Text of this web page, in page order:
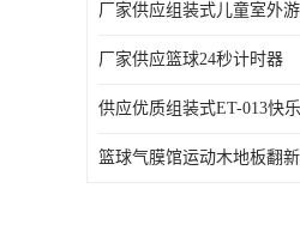
厂家供应篮球24秒计时器